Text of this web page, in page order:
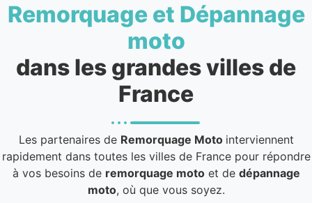
Remorquage et Dépannage
moto
dans les grandes villes de
France
Les partenaires de Remorquage Moto interviennent
rapidement dans toutes les villes de France pour répondre
à vos besoins de remorquage motoet de dépannage
moto, où que vous soyez.